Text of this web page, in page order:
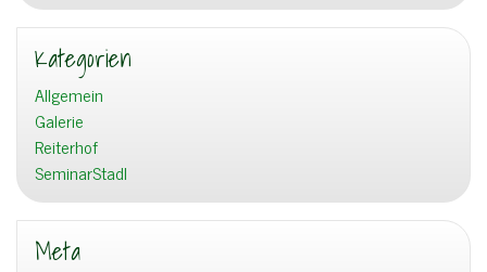
Kategorien
Allgemein
Galerie
Reiterhof
SeminarStadl
Meta